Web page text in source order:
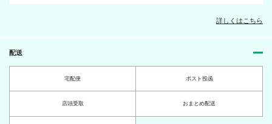
詳しくはこちら
配送
宅配便 ポスト投函
店頭受取 おまとめ配送